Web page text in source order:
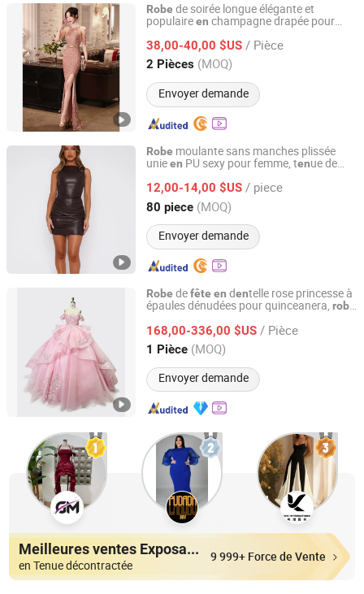
Robe de soirée longue élégante et
populaireen champagne drapée pour
38,00-40,00 $US / Pièce
2 Pièces (MOQ)
Envoyer demande
Ningbo Cocal Import & Export Co., Ltd
Zhejiang, China Depuis 2023
Robe moulante sans manches plissée
unieen PU sexy pour femme, tenue de
12,00-14,00 $US / piece
80 piece (MOQ)
Envoyer demande
Dongguan Peizihua Clothing Co., Ltd.
Guangdong, China Depuis 2023
Robe defête en dentelle rose princesse à
épaules dénudées pour quinceanera, robe
168,00-336,00 $US / Pièce
1 Pièce (MOQ)
Envoyer demande
Chaozhou City Snow Pear Fashion Co., Ltd.
Guangdong, China Depuis 2026
Meilleures ventes Exposants
en Tenue décontractée
9 999+ Force de Vente